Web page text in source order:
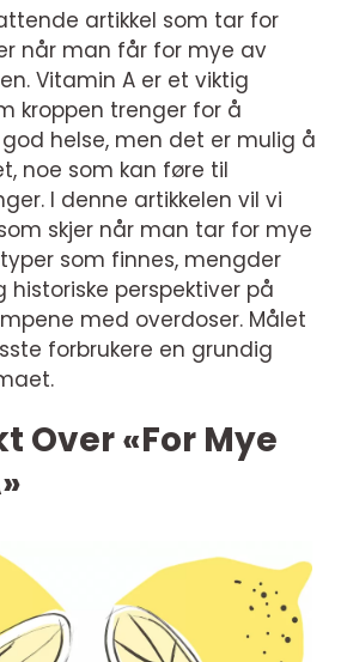
artikkel som tar for
når man får for mye av
Vitamin A er et viktig
kroppen trenger for å
helse, men det er mulig å
noe som kan føre til
I denne artikkelen vil vi
skjer når man tar for mye
som finnes, mengder
historiske perspektiver på
med overdoser. Målet
forbrukere en grundig
Over «For Mye